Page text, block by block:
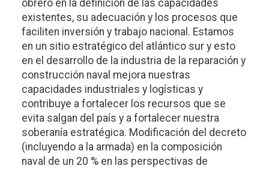
obrero en la definición de las capacidades
existentes, su adecuación y los procesos que
faciliten inversión y trabajo nacional. Estamos
en un sitio estratégico del atlántico sur y esto
en el desarrollo de la industria de la reparación y
construcción naval mejora nuestras
capacidades industriales y logísticas y
contribuye a fortalecer los recursos que se
evita salgan del país y a fortalecer nuestra
soberanía estratégica. Modificación del decreto
(incluyendo a la armada) en la composición
naval de un 20 % en las perspectivas de